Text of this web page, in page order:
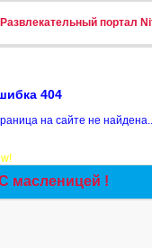
Развлекательный портал
404
на сайте не
масленицей !